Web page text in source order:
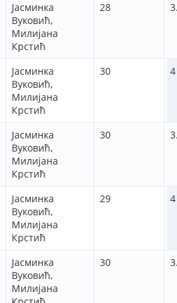
Јасминка
Вуковић,
Mилијана
Крстић
28
Јасминка
Вуковић,
Mилијана
Крстић
30 4
Јасминка
Вуковић,
Mилијана
Крстић
30
Јасминка
Вуковић,
Mилијана
Крстић
29 4
Јасминка
Вуковић,
Mилијана
30